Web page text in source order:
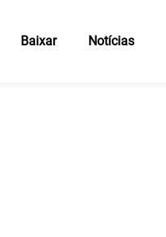
Baixar Notícias